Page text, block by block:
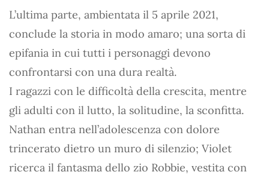
L’ultima parte, ambientata il 5 aprile 2021,
conclude la storia in modo amaro; una sorta di
epifania in cui tutti i personaggi devono
confrontarsi con una dura realtà.
I ragazzi con le difficoltà della crescita, mentre
gli adulti con il lutto, la solitudine, la sconfitta.
Nathan entra nell’adolescenza con dolore
trincerato dietro un muro di silenzio; Violet
ricerca il fantasma dello zio Robbie, vestita con